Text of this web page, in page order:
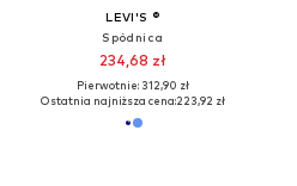
LEVI'S ®
Spódnica
234,68 zł
Pierwotnie: 312,90 zł
Ostatnia najniższa cena:223,92 zł